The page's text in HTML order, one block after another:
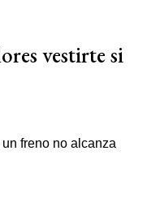
vestirte si